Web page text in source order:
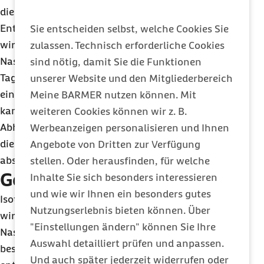
Sie entscheiden selbst, welche Cookies Sie
zulassen. Technisch erforderliche Cookies
sind nötig, damit Sie die Funktionen
unserer Website und den Mitgliederbereich
Meine BARMER nutzen können. Mit
weiteren Cookies können wir z. B.
Werbeanzeigen personalisieren und Ihnen
Angebote von Dritten zur Verfügung
stellen. Oder herausfinden, für welche
Inhalte Sie sich besonders interessieren
und wie wir Ihnen ein besonders gutes
Nutzungserlebnis bieten können. Über
"Einstellungen ändern" können Sie Ihre
Auswahl detailliert prüfen und anpassen.
Und auch später jederzeit widerrufen oder
die Nasennebenhöhlen besser belüftet und einer
Entzündung trotz Atemwegsinfektion vorgebeugt
wird. Doch Dörr warnt: „Abschwellend wirkende
Nasensprays sollten nur maximal sieben bis zehn
Tage lang genutzt werden, da es ansonsten zu
einer Schädigung der Nasenschleimhaut kommen
kann. Außerdem besteht die Gefahr der
Abhängigkeit, weil die Nasenschleimhaut ohne
dieses Medikament nicht mehr von allein
abschwillt.“
Gesalzene Alternative
Isotone Nasensprays auf Basis von (Meer-)Salz
wirken pflegend und befeuchtend auf die
Nasenschleimhaut, eine abschwellende Wirkung
besitzen sie allerdings nicht. Ihr Salzgehalt